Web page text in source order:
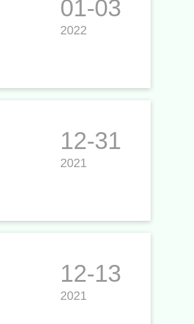
01-03
2022
12-31
2021
12-13
2021